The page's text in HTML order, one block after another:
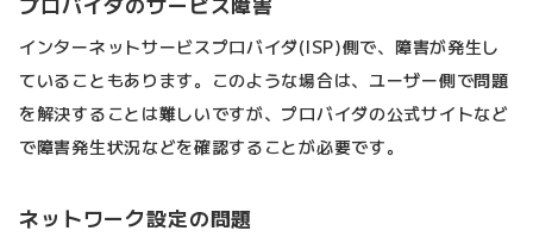
インターネットサービスプロバイダ(ISP)側で、障害が発生し
ていることもあります。このような場合は、ユーザー側で問題
を解決することは難しいですが、プロバイダの公式サイトなど
で障害発生状況などを確認することが必要です。
ネットワーク設定の問題